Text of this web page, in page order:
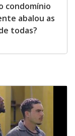
condomínio
abalou as
todas?